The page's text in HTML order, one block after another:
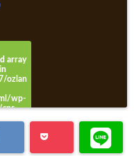
array
ozlan
wp-